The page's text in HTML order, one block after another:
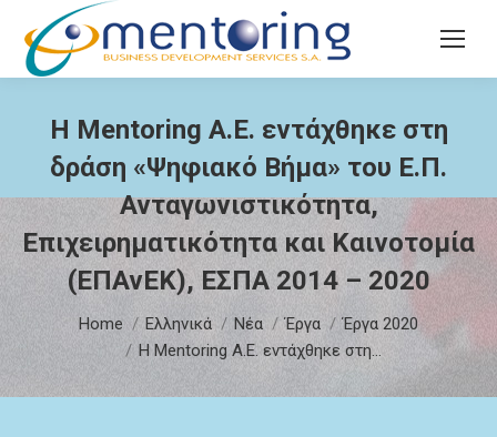
Search:
Η Mentoring Α.Ε. εντάχθηκε στη
δράση «Ψηφιακό Βήμα» του Ε.Π.
Ανταγωνιστικότητα,
Επιχειρηματικότητα και Καινοτομία
(ΕΠΑνΕΚ), ΕΣΠΑ 2014 – 2020
You are here:
Home Ελληνικά Νέα Έργα
Έργα 2020
Η Mentoring Α.Ε. εντάχθηκε στη…